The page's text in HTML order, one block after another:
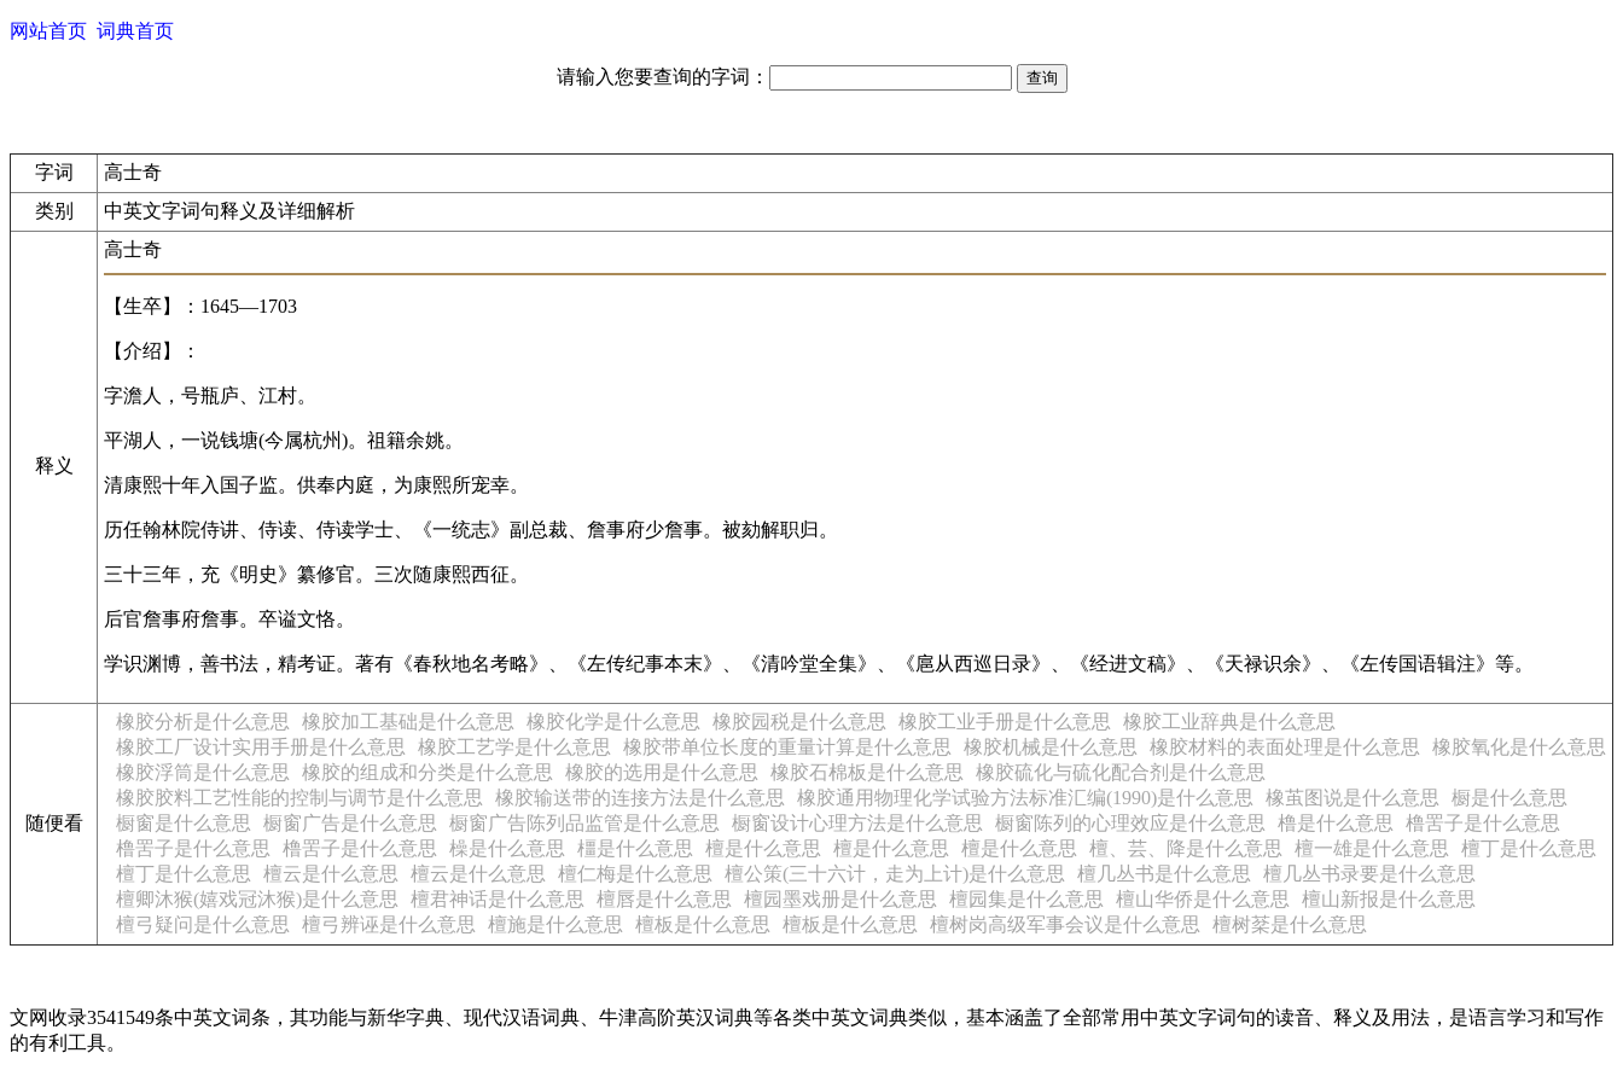
网站首页 词典首页
请输入您要查询的字词：
字词
高士奇
类别
中英文字词句释义及详细解析
释义
高士奇
【生卒】：1645—1703
【介绍】：
字澹人，号瓶庐、江村。
平湖人，一说钱塘(今属杭州)。祖籍余姚。
清康熙十年入国子监。供奉内庭，为康熙所宠幸。
历任翰林院侍讲、侍读、侍读学士、《一统志》副总裁、詹事府少詹事。被劾解职归。
三十三年，充《明史》纂修官。三次随康熙西征。
后官詹事府詹事。卒谥文恪。
学识渊博，善书法，精考证。著有《春秋地名考略》、《左传纪事本末》、《清吟堂全集》、《扈从西巡日录》、《经进文稿》、《天禄识余》、《左传国语辑注》等。
随便看
橡胶分析是什么意思 橡胶加工基础是什么意思 橡胶化学是什么意思 橡胶园税是什么意思 橡胶工业手册是什么意思
橡胶工业辞典是什么意思
橡胶工厂设计实用手册是什么意思
橡胶工艺学是什么意思 橡胶带单位长度的重量计算是什么意思 橡胶机械是什么意思 橡胶材料的表面处理是什么意思
橡胶氧化是什么意思
橡胶浮筒是什么意思
橡胶的组成和分类是什么意思 橡胶的选用是什么意思 橡胶石棉板是什么意思
橡胶硫化与硫化配合剂是什么意思
橡胶胶料工艺性能的控制与调节是什么意思
橡胶输送带的连接方法是什么意思 橡胶通用物理化学试验方法标准汇编(1990)是什么意思 橡茧图说是什么意思
橱是什么意思
橱窗是什么意思
橱窗广告是什么意思 橱窗广告陈列品监管是什么意思 橱窗设计心理方法是什么意思 橱窗陈列的心理效应是什么意思 橹是什么意思
橹罟子是什么意思
橹罟子是什么意思
橹罟子是什么意思 橾是什么意思 橿是什么意思 檀是什么意思 檀是什么意思 檀是什么意思 檀、芸、降是什么意思 檀一雄是什么意思
檀丁是什么意思
檀丁是什么意思
檀云是什么意思 檀云是什么意思 檀仁梅是什么意思 檀公策(三十六计，走为上计)是什么意思 檀几丛书是什么意思
檀几丛书录要是什么意思
檀卿沐猴(嬉戏冠沐猴)是什么意思
檀君神话是什么意思 檀唇是什么意思 檀园墨戏册是什么意思 檀园集是什么意思 檀山华侨是什么意思
檀山新报是什么意思
檀弓疑问是什么意思
檀弓辨诬是什么意思 檀施是什么意思 檀板是什么意思 檀板是什么意思 檀树岗高级军事会议是什么意思 檀树棻是什么意思
文网收录3541549条中英文词条，其功能与新华字典、现代汉语词典、牛津高阶英汉词典等各类中英文词典类似，基本涵盖了全部常用中英文字词句的读音、释义及用法，是语言学习和写作
的有利工具。